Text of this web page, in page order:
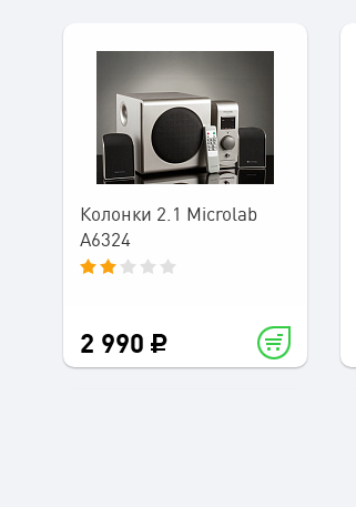
Колонки 2.1 Microlab
A6324
2 990